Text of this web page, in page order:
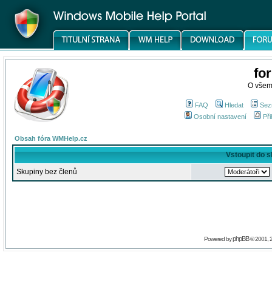
O
FAQ Hledat
Osobní nastavení
Obsah fóra WMHelp.cz
Vstoupit do
Skupiny bez členů
Powered byphpBB© 2001,